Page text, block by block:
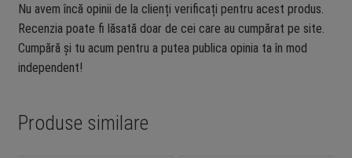
Nu avem încă opinii de la clienți verificați pentru acest produs.
Recenzia poate fi lăsată doar de cei care au cumpărat pe site.
Cumpără și tu acum pentru a putea publica opinia ta în mod
independent!
Produse similare